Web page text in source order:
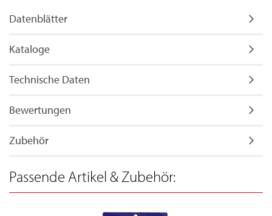
Datenblätter
Kataloge
Technische Daten
Bewertungen
Zubehör
Passende Artikel & Zubehör: